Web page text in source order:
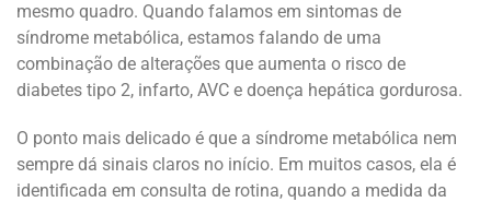
mesmo quadro. Quando falamos em sintomas de
síndrome metabólica, estamos falando de uma
combinação de alterações que aumenta o risco de
diabetes tipo 2, infarto, AVC e doença hepática gordurosa.
O ponto mais delicado é que a síndrome metabólica nem
sempre dá sinais claros no início. Em muitos casos, ela é
identificada em consulta de rotina, quando a medida da